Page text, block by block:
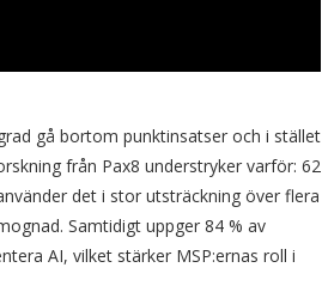
gå bortom punktinsatser och i stället
från Pax8 understryker varför: 62
det i stor utsträckning över flera
Samtidigt uppger 84 % av
AI, vilket stärker MSP:ernas roll i